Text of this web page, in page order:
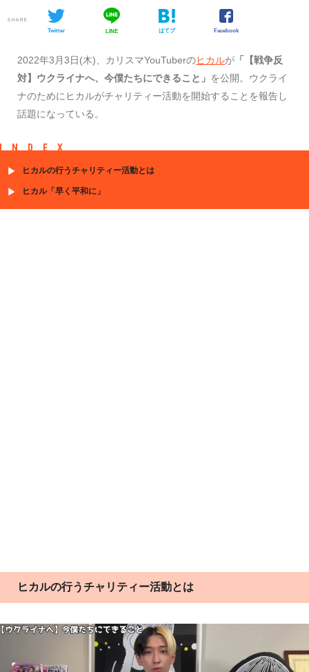
SHARE
Twitter LINE はてブ Facebook
2022年3月3日(木)、カリスマYouTuberのヒカルが 「【戦争反
対】ウクライナへ、今僕たちにできること」 を公開。ウクライ
ナのためにヒカルがチャリティー活動を開始することを報告し
話題になっている。
INDEX
ヒカルの行うチャリティー活動とは
ヒカル「早く平和に」
ヒカルの行うチャリティー活動とは